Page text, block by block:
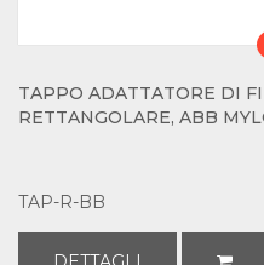
TAPPO ADATTATORE DI
RETTANGOLARE, ABB
TAP-R-BB